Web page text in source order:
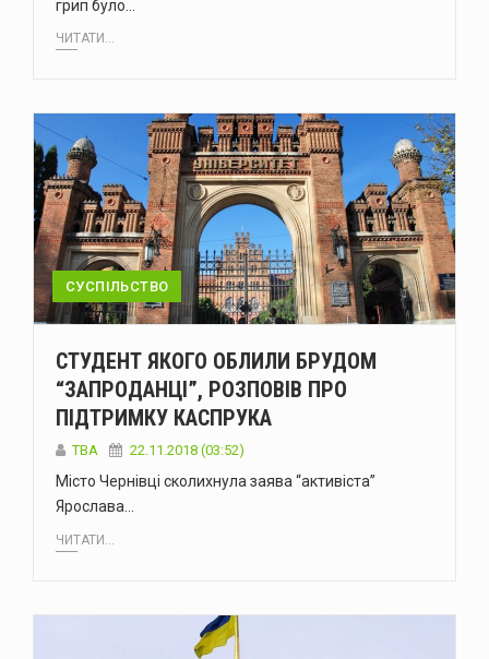
грип було…
ЧИТАТИ...
СУСПІЛЬСТВО
СТУДЕНТ ЯКОГО ОБЛИЛИ БРУДОМ
“ЗАПРОДАНЦІ”, РОЗПОВІВ ПРО
ПІДТРИМКУ КАСПРУКА
TBA 22.11.2018 (03:52)
Місто Чернівці сколихнула заява “активіста”
Ярослава…
ЧИТАТИ...